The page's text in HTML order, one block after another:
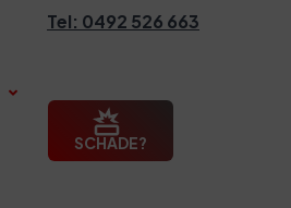
Tel: 0492 526 663
SCHADE?